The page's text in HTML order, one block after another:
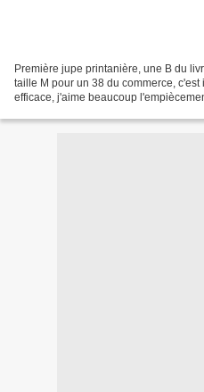
Première jupe printanière, une B du
taille M pour un 38 du commerce,
efficace, j'aime beaucoup